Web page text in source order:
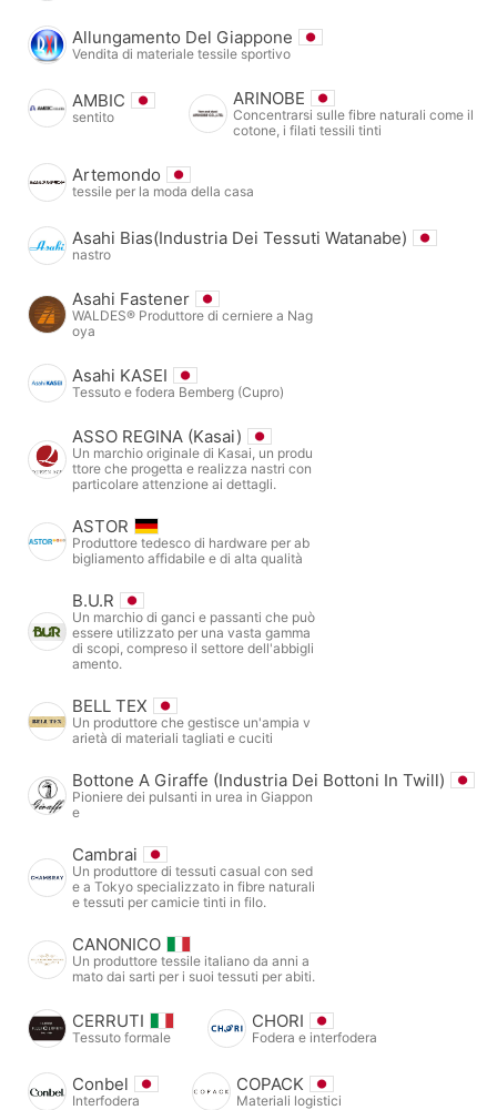
Allungamento Del Giappone
Vendita di materiale tessile sportivo
AMBIC
sentito
ARINOBE
Concentrarsi sulle fibre naturali come il
cotone, i filati tessili tinti
Artemondo
tessile per la moda della casa
Asahi Bias(Industria Dei Tessuti Watanabe)
nastro
Asahi Fastener
WALDES® Produttore di cerniere a Nag
oya
Asahi KASEI
Tessuto e fodera Bemberg (Cupro)
ASSO REGINA (Kasai)
Un marchio originale di Kasai, un produ
ttore che progetta e realizza nastri con
particolare attenzione ai dettagli.
ASTOR
Produttore tedesco di hardware per ab
bigliamento affidabile e di alta qualità
B.U.R
Un marchio di ganci e passanti che può
essere utilizzato per una vasta gamma
di scopi, compreso il settore dell'abbigli
amento.
BELL TEX
Un produttore che gestisce un'ampia v
arietà di materiali tagliati e cuciti
Bottone A Giraffe (Industria Dei Bottoni In Twill)
Pioniere dei pulsanti in urea in Giappon
e
Cambrai
Un produttore di tessuti casual con sed
e a Tokyo specializzato in fibre naturali
e tessuti per camicie tinti in filo.
CANONICO
Un produttore tessile italiano da anni a
mato dai sarti per i suoi tessuti per abiti.
CERRUTI
Tessuto formale
CHORI
Fodera e interfodera
Conbel
Interfodera
COPACK
Materiali logistici